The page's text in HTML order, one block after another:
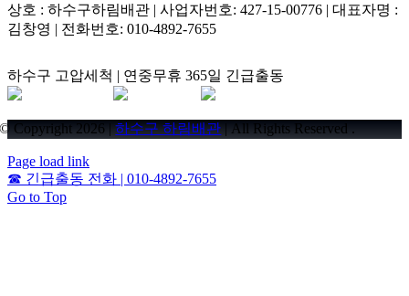
상호 : 하수구하림배관 | 사업자번호: 427-15-00776 | 대표자명 :
김창영 | 전화번호: 010-4892-7655
하수구 고압세척 | 연중무휴 365일 긴급출동
© Copyright 2026 |하수구 하림배관 | All Rights Reserved .
Page load link
☎ 긴급출동 전화 | 010-4892-7655
Go to Top